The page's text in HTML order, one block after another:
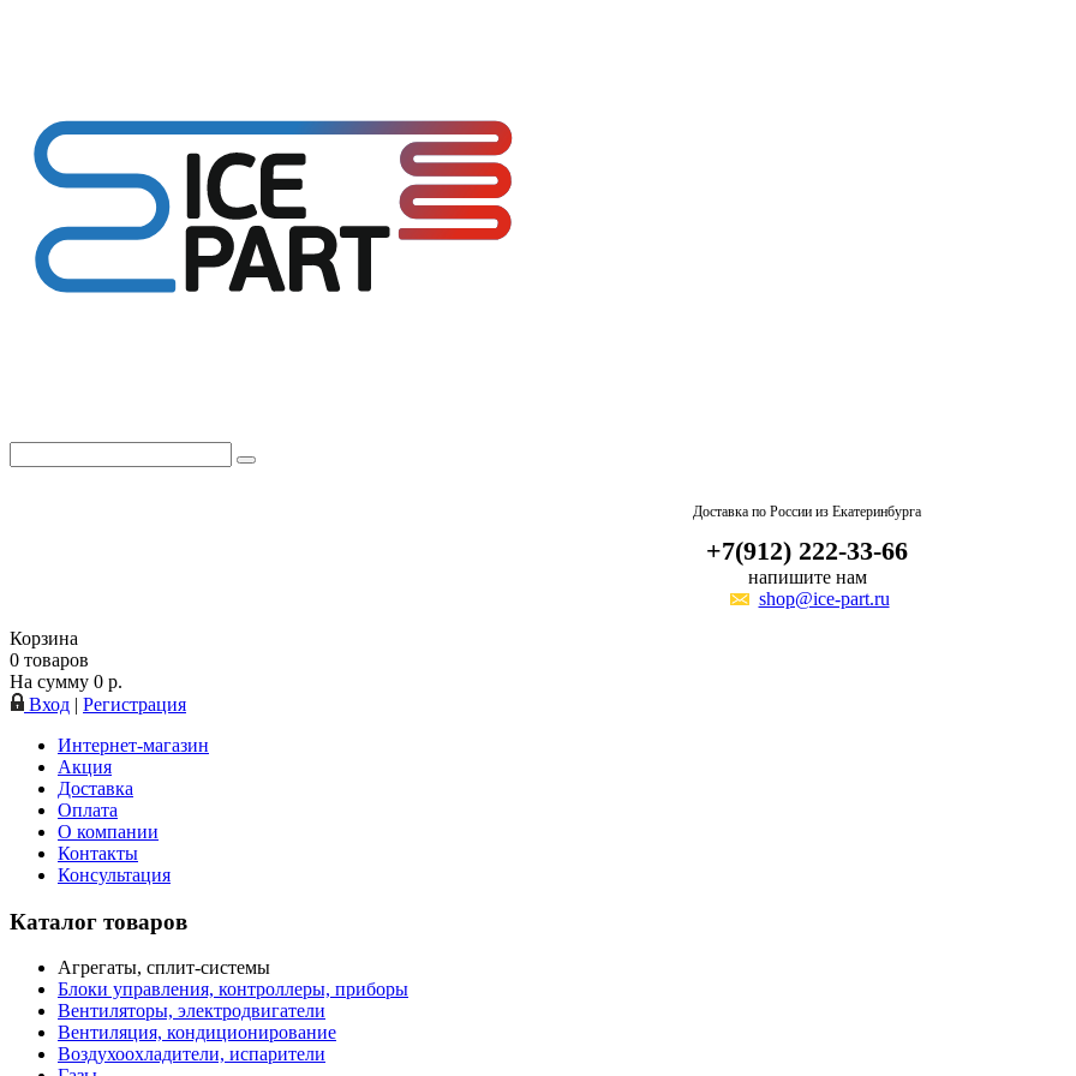
Доставка по России из Екатеринбурга
+7(912) 222-33-66
напишите нам
shop@ice-part.ru
Корзина
0 товаров
На сумму 0 р.
Вход | Регистрация
Интернет-магазин
Акция
Доставка
Оплата
О компании
Контакты
Консультация
Каталог товаров
Агрегаты, сплит-системы
Блоки управления, контроллеры, приборы
Вентиляторы, электродвигатели
Вентиляция, кондиционирование
Воздухоохладители, испарители